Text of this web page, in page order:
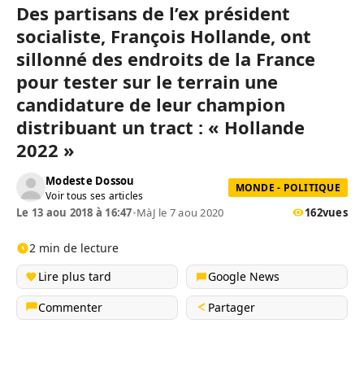
Des partisans de l’ex président
socialiste, François Hollande, ont
sillonné des endroits de la France
pour tester sur le terrain une
candidature de leur champion
distribuant un tract : « Hollande
2022 »
Modeste Dossou
Voir tous ses articles
MONDE - POLITIQUE
Le 13 aou 2018 à 16:47•MàJ le 7 aou 2020 162vues
2 min de lecture
Lire plus tard
Google News
Commenter
Partager